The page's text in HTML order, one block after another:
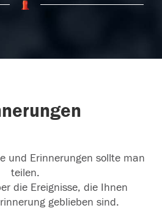
und Erinnerungen sollte man
teilen.
die Ereignisse, die Ihnen
geblieben sind.